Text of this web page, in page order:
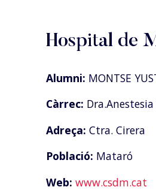
Hospital de
Alumni: MONTSE
Càrrec: Dra.Anestesia
Adreça: Ctra. Cirera
Població: Mataró
Web: www.csdm.cat